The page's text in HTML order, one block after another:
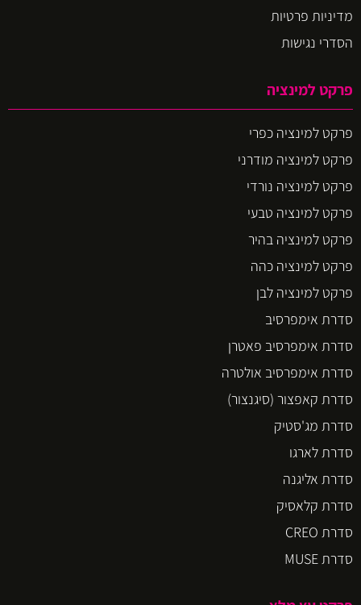
מדיניות פרטיות
הסדרי נגישות
פרקט למינציה
פרקט למינציה כפרי
פרקט למינציה מודרני
פרקט למינציה נורדי
פרקט למינציה טבעי
פרקט למינציה בהיר
פרקט למינציה כהה
פרקט למינציה לבן
סדרת אימפרסיב
סדרת אימפרסיב פאטרן
סדרת אימפרסיב אולטרה
סדרת קאפצור (סיגנצור)
סדרת מג'סטיק
סדרת לארגו
סדרת אליגנה
סדרת קלאסיק
סדרת CREO
סדרת MUSE